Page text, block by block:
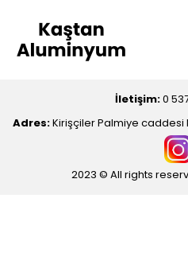
İletişim:0
Adres:Kirişçiler Palmiye caddesi
2023 © All rights